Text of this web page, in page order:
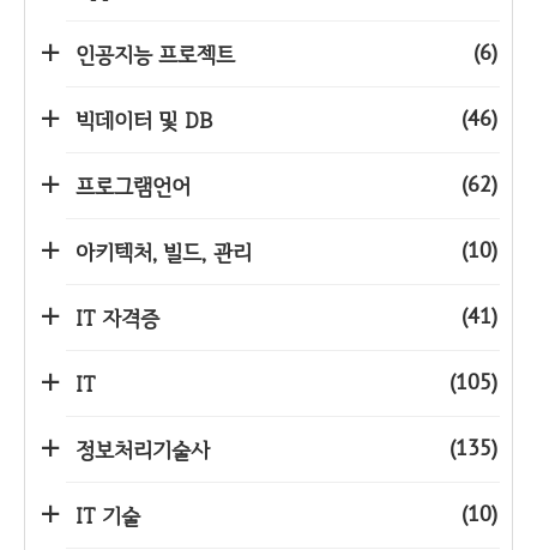
인공지능 프로젝트 (6)
빅데이터 및 DB (46)
프로그램언어 (62)
아키텍처, 빌드, 관리 (10)
IT 자격증 (41)
IT (105)
정보처리기술사 (135)
IT 기술 (10)